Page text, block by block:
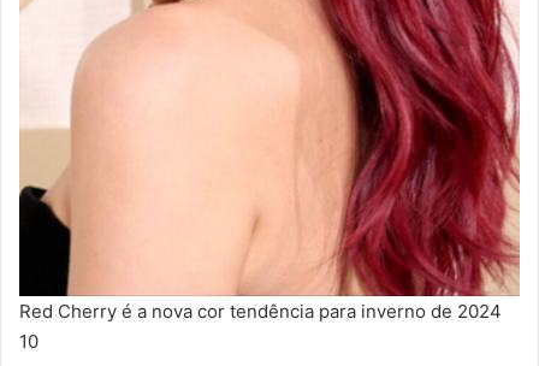
Red Cherry é a nova cor tendência para inverno de 2024
10